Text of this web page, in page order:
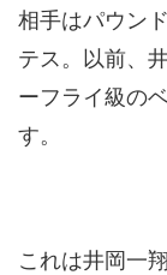
相手はパウン
テス。以前、
ーフライ級の
す。
これは井岡一